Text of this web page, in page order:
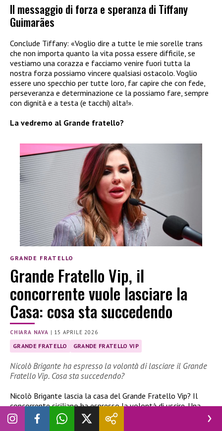
Il messaggio di forza e speranza di Tiffany
Guimarães
Conclude Tiffany: «Voglio dire a tutte le mie sorelle trans
che non importa quanto la vita possa essere difficile, se
vestiamo una corazza e facciamo venire fuori tutta la
nostra forza possiamo vincere qualsiasi ostacolo. Voglio
essere uno specchio per tutte loro, far capire che con fede,
perseveranza e determinazione ce la possiamo fare, sempre
con dignità e a testa (e tacchi) alta!».
La vedremo al Grande fratello?
GRANDE FRATELLO
Grande Fratello Vip, il
concorrente vuole lasciare la
Casa: cosa sta succedendo
CHIARA NAVA | 15 APRILE 2026
GRANDE FRATELLO GRANDE FRATELLO VIP
Nicolò Brigante ha espresso la volontà di lasciare il Grande
Fratello Vip. Cosa sta succedendo?
Nicolò Brigante lascia la casa del Grande Fratello Vip? Il
concorrente siciliano ha espresso la volontà di uscire. Una
decisione associata all’uscita di Blu Barbara Prezia dal gioco.